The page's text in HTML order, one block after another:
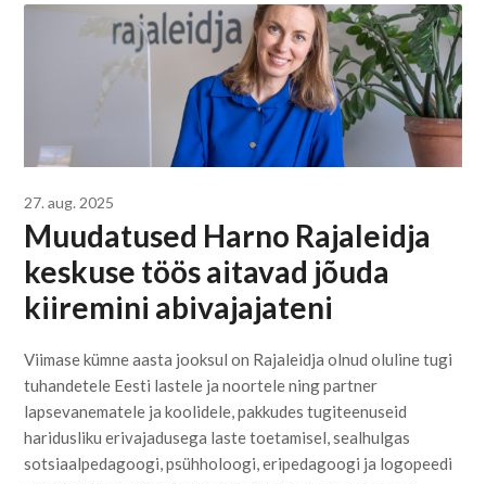
27. aug. 2025
Muudatused Harno Rajaleidja
keskuse töös aitavad jõuda
kiiremini abivajajateni
Viimase kümne aasta jooksul on Rajaleidja olnud oluline tugi
tuhandetele Eesti lastele ja noortele ning partner
lapsevanematele ja koolidele, pakkudes tugiteenuseid
haridusliku erivajadusega laste toetamisel, sealhulgas
sotsiaalpedagoogi, psühholoogi, eripedagoogi ja logopeedi